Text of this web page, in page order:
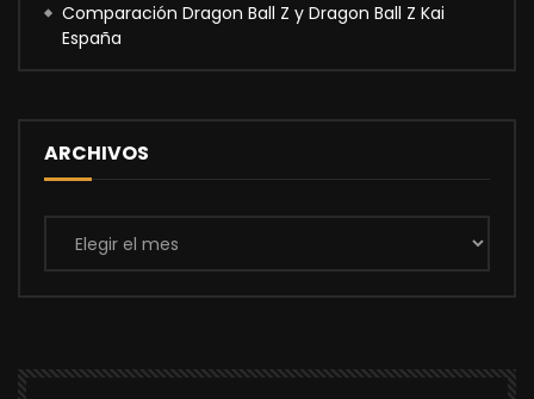
Comparación Dragon Ball Z y Dragon Ball Z Kai
España
ARCHIVOS
Archivos